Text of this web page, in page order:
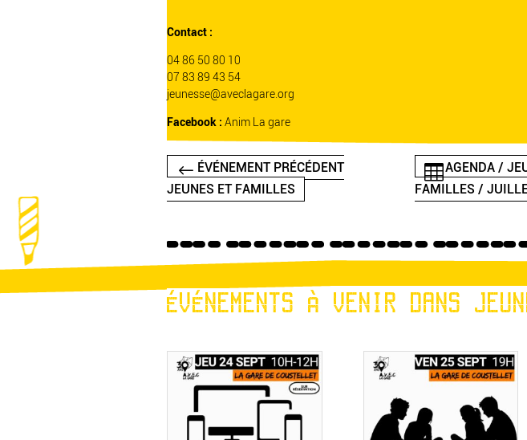
Contact :
04 86 50 80 10
07 83 89 43 54
jeunesse@aveclagare.org
Facebook : Anim La gare
ÉVÉNEMENT PRÉCÉDENT
JEUNES ET FAMILLES
AGENDA /
FAMILLES /
ÉVÉNEMENTS À VENIR DANS